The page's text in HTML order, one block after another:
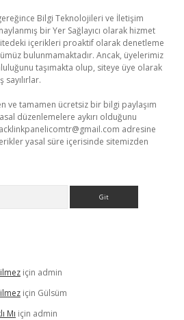
Bilgi Teknolojileri ve İletişim
bir Yer Sağlayıcı olarak hizmet
içerikleri proaktif olarak denetleme
bulunmamaktadır. Ancak, üyelerimiz
taşımakta olup, siteye üye olarak
ve tamamen ücretsiz bir bilgi paylaşım
düzenlemelere aykırı olduğunu
adresine
yasal süre içerisinde sitemizden
için admin
için Gülsüm
Mı için admin